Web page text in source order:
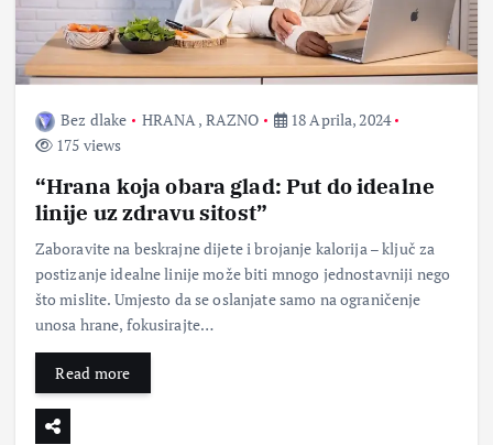
Bez dlake HRANA, RAZNO
18 Aprila, 2024
175 views
“Hrana koja obara glad: Put do idealne
linije uz zdravu sitost”
Zaboravite na beskrajne dijete i brojanje kalorija – ključ za
postizanje idealne linije može biti mnogo jednostavniji nego
što mislite. Umjesto da se oslanjate samo na ograničenje
unosa hrane, fokusirajte…
Read more